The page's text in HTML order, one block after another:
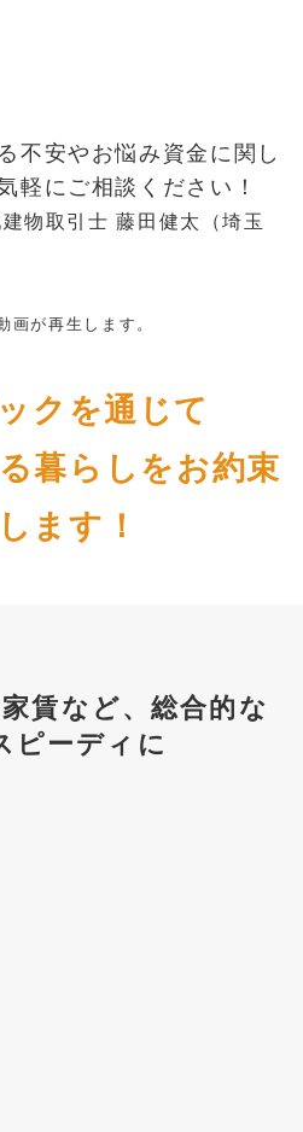
不安やお悩み資金に関し
軽にご相談ください！
物取引士 藤田健太（埼玉
が再生します。
クを通じて
暮らしをお約束
ます！
賃など、総合的な
ピーディに